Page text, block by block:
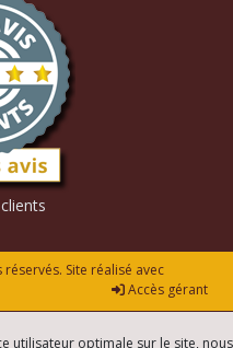
Site réalisé avec
Accès gérant
utilisateur optimale sur le site, nous